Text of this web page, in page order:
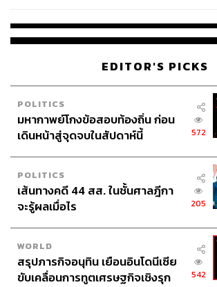
EDITOR'S PICKS
POLITICS
มหากาพย์โกงข้อสอบท้องถิ่น ก่อน
เดินหน้าสู่จุดจบในสัปดาห์นี้
572
POLITICS
เส้นทางคดี 44 สส. ในชั้นศาลฎีกา
จะรู้ผลเมื่อไร
205
WORLD
สรุปภารกิจอนุทิน เยือนอินโดนีเซีย
ขับเคลื่อนการทูตเศรษฐกิจเชิงรุก
542